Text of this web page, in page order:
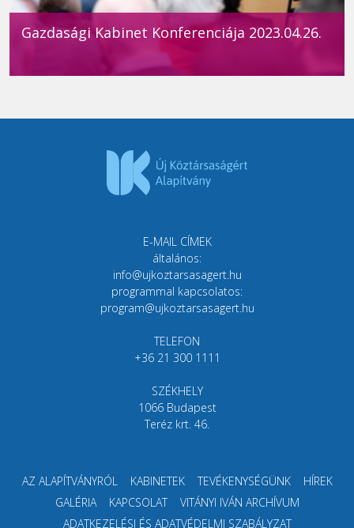
Gazdasági Kabinet Konferenciája 2023.04.26.
E-MAIL CÍMEK
általános:
info@ujkoztarsasagert.hu
programmal kapcsolatos:
program@ujkoztarsasagert.hu
TELEFON
+36 21 300 1111
SZÉKHELY
1066 Budapest
Teréz krt. 46.
AZ ALAPÍTVÁNYRÓL KABINETEK TEVÉKENYSÉGÜNK
HÍREK
GALÉRIA
KAPCSOLAT
VITÁNYI IVÁN ARCHÍVUM
ADATKEZELÉSI ÉS ADATVÉDELMI SZABÁLYZAT